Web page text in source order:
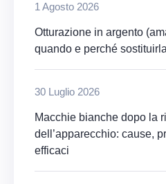
1 Agosto 2026
Otturazione in argento
quando e perché sostituirla
30 Luglio 2026
Macchie bianche dopo la
dell’apparecchio: cause,
efficaci